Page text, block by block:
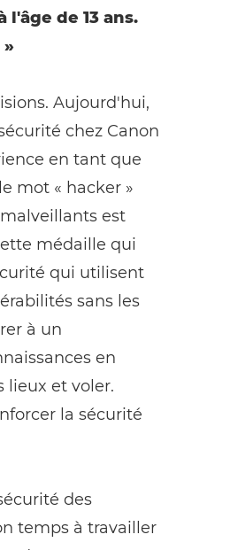
de 13 ans.
Aujourd'hui,
chez Canon
en tant que
mot « hacker »
est
médaille qui
qui utilisent
sans les
à un
en
lieux et voler.
la sécurité
des
temps à travailler